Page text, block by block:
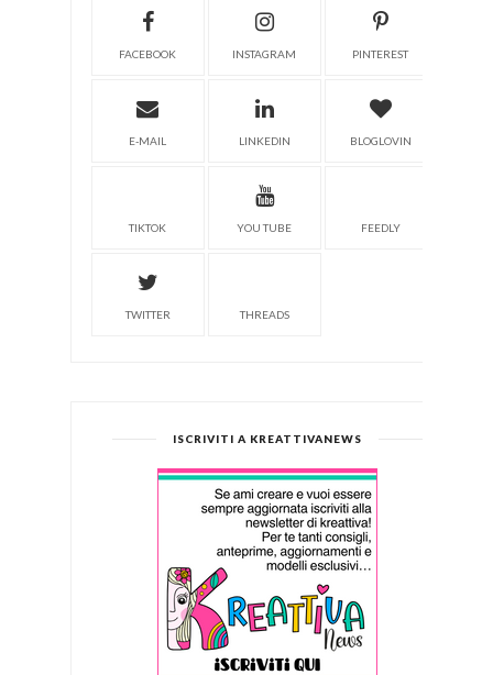
FACEBOOK INSTAGRAM PINTEREST
E-MAIL LINKEDIN BLOGLOVIN
TIKTOK YOU TUBE FEEDLY
TWITTER THREADS
ISCRIVITI A KREATTIVANEWS